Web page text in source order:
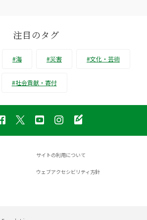
注目のタグ
#海 #災害 #文化・芸術
#社会貢献・寄付
サイトの利用について
ウェブアクセシビリティ方針